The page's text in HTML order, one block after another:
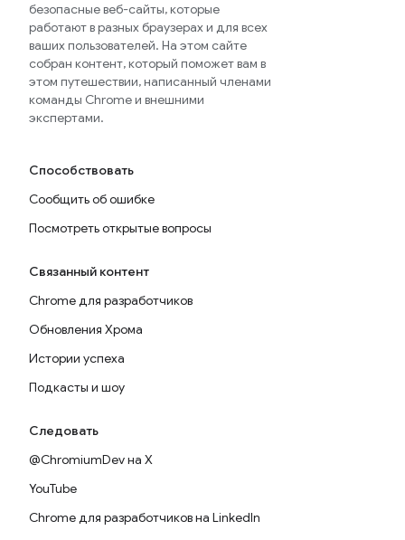
безопасные веб-сайты, которые
работают в разных браузерах и для всех
ваших пользователей. На этом сайте
собран контент, который поможет вам в
этом путешествии, написанный членами
команды Chrome и внешними
экспертами.
Способствовать
Сообщить об ошибке
Посмотреть открытые вопросы
Связанный контент
Chrome для разработчиков
Обновления Хрома
Истории успеха
Подкасты и шоу
Следовать
@ChromiumDev на X
YouTube
Chrome для разработчиков на LinkedIn